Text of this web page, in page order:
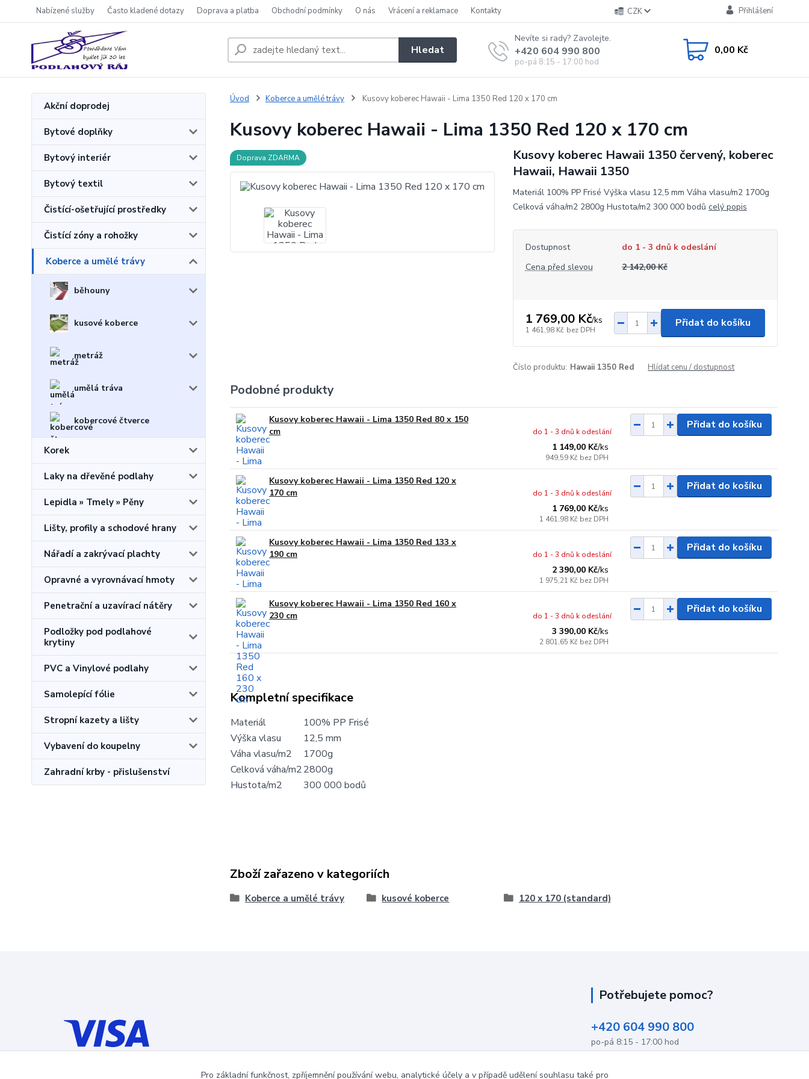
Nabízené služby Často kladené dotazy Doprava a platba Obchodní podmínky O nás Vrácení a reklamace Kontakty CZK Přihlášení
Hledat
Nevíte si rady? Zavolejte.
+420 604 990 800
po-pá 8:15 - 17:00 hod
0,00 Kč
Akční doprodej
Bytové doplňky
Bytový interiér
Bytový textil
Čistící-ošetřující prostředky
Čistící zóny a rohožky
Koberce a umělé trávy
běhouny
kusové koberce
metráž
umělá tráva
kobercové čtverce
Korek
Laky na dřevěné podlahy
Lepidla » Tmely » Pěny
Lišty, profily a schodové hrany
Nářadí a zakrývací plachty
Opravné a vyrovnávací hmoty
Penetrační a uzavírací nátěry
Podložky pod podlahové
krytiny
PVC a Vinylové podlahy
Samolepící fólie
Stropní kazety a lišty
Vybavení do koupelny
Zahradní krby - přislušenství
Úvod Koberce a umělé trávy Kusovy koberec Hawaii - Lima 1350 Red 120 x 170 cm
Kusovy koberec Hawaii - Lima 1350 Red 120 x 170 cm
Doprava ZDARMA
Kusovy koberec Hawaii 1350 červený, koberec
Hawaii, Hawaii 1350
Materiál 100% PP Frisé Výška vlasu 12,5 mm Váha vlasu/m2 1700g
Celková váha/m2 2800g Hustota/m2 300 000 bodů celý popis
Dostupnost
do 1 - 3 dnů k odeslání
Cena před slevou
2 142,00 Kč
1 769,00 Kč/ks
1 461,98 Kč bez DPH
Přidat do košíku
Číslo produktu: Hawaii 1350 Red Hlídat cenu / dostupnost
Podobné produkty
Kusovy koberec Hawaii - Lima 1350 Red 80 x 150
cm
1 149,00 Kč/ks
949,59 Kč bez DPH
do 1 - 3 dnů k odeslání
Přidat do košíku
Kusovy koberec Hawaii - Lima 1350 Red 120 x
170 cm
1 769,00 Kč/ks
1 461,98 Kč bez DPH
do 1 - 3 dnů k odeslání
Přidat do košíku
Kusovy koberec Hawaii - Lima 1350 Red 133 x
190 cm
2 390,00 Kč/ks
1 975,21 Kč bez DPH
do 1 - 3 dnů k odeslání
Přidat do košíku
Kusovy koberec Hawaii - Lima 1350 Red 160 x
230 cm
3 390,00 Kč/ks
2 801,65 Kč bez DPH
do 1 - 3 dnů k odeslání
Přidat do košíku
Kompletní specifikace
Materiál
100% PP Frisé
Výška vlasu
12,5 mm
Váha vlasu/m2
1700g
Celková váha/m22800g
Hustota/m2
300 000 bodů
Zboží zařazeno v kategoriích
Koberce a umělé trávy kusové koberce 120 x 170 (standard)
Potřebujete pomoc?
+420 604 990 800
po-pá 8:15 - 17:00 hod
Pro základní funkčnost, zpříjemnění používání webu, analytické účely a v případě udělení souhlasu také pro